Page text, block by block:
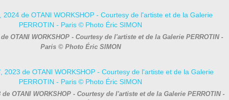
OTANI WORKSHOP - Courtesy de l'artiste et de la Galerie PERROTIN -
Paris © Photo Éric SIMON
OTANI WORKSHOP - Courtesy de l'artiste et de la Galerie PERROTIN -